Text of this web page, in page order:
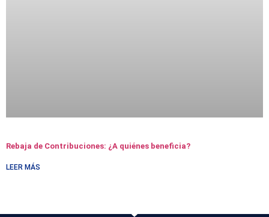
Rebaja de Contribuciones: ¿A quiénes beneficia?
LEER MÁS